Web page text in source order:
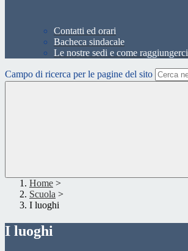
Contatti ed orari
Bacheca sindacale
Le nostre sedi e come raggiungerci
Campo di ricerca per le pagine del sito
Home >
Scuola >
I luoghi
I luoghi